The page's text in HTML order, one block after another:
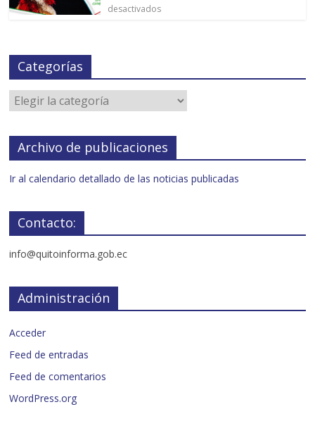
desactivados
Categorías
Archivo de publicaciones
Ir al calendario detallado de las noticias publicadas
Contacto:
info@quitoinforma.gob.ec
Administración
Acceder
Feed de entradas
Feed de comentarios
WordPress.org